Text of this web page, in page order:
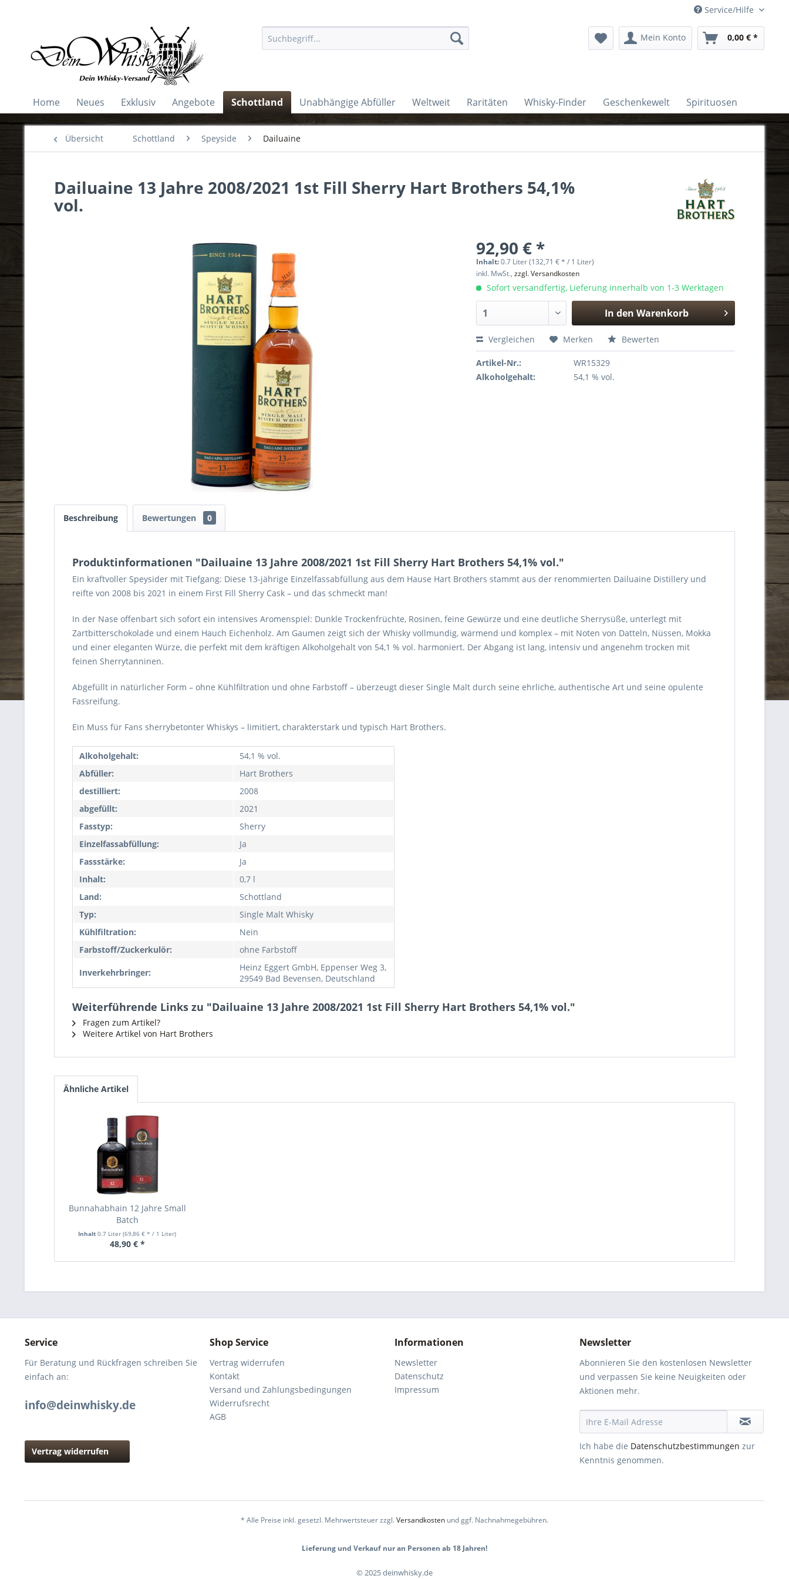
Service/Hilfe
Mein Konto 0,00 € *
Home Neues Exklusiv Angebote Schottland Unabhängige Abfüller Weltweit Raritäten Whisky-Finder Geschenkewelt Spirituosen
Übersicht Schottland Speyside Dailuaine
Dailuaine 13 Jahre 2008/2021 1st Fill Sherry Hart Brothers 54,1%
vol.
92,90 € *
Inhalt:0.7 Liter (132,71 € * / 1 Liter)
inkl. MwSt.,zzgl. Versandkosten
Sofort versandfertig, Lieferung innerhalb von 1-3 Werktagen
In den Warenkorb
Hinzugefügt
Vergleichen Merken Bewerten
Artikel-Nr.:
WR15329
Alkoholgehalt:
54,1 % vol.
Beschreibung Bewertungen 0
Produktinformationen "Dailuaine 13 Jahre 2008/2021 1st Fill Sherry Hart Brothers 54,1% vol."
Ein kraftvoller Speysider mit Tiefgang: Diese 13-jährige Einzelfassabfüllung aus dem Hause Hart Brothers stammt aus der renommierten Dailuaine Distillery und
reifte von 2008 bis 2021 in einem First Fill Sherry Cask – und das schmeckt man!
In der Nase offenbart sich sofort ein intensives Aromenspiel: Dunkle Trockenfrüchte, Rosinen, feine Gewürze und eine deutliche Sherrysüße, unterlegt mit
Zartbitterschokolade und einem Hauch Eichenholz. Am Gaumen zeigt sich der Whisky vollmundig, wärmend und komplex – mit Noten von Datteln, Nüssen, Mokka
und einer eleganten Würze, die perfekt mit dem kräftigen Alkoholgehalt von 54,1 % vol. harmoniert. Der Abgang ist lang, intensiv und angenehm trocken mit
feinen Sherrytanninen.
Abgefüllt in natürlicher Form – ohne Kühlfiltration und ohne Farbstoff – überzeugt dieser Single Malt durch seine ehrliche, authentische Art und seine opulente
Fassreifung.
Ein Muss für Fans sherrybetonter Whiskys – limitiert, charakterstark und typisch Hart Brothers.
Alkoholgehalt:
54,1 % vol.
Abfüller:
Hart Brothers
destilliert:
2008
abgefüllt:
2021
Fasstyp:
Sherry
Einzelfassabfüllung:
Ja
Fassstärke:
Ja
Inhalt:
0,7 l
Land:
Schottland
Typ:
Single Malt Whisky
Kühlfiltration:
Nein
Farbstoff/Zuckerkulör:
ohne Farbstoff
Inverkehrbringer:
Heinz Eggert GmbH, Eppenser Weg 3,
29549 Bad Bevensen, Deutschland
Weiterführende Links zu "Dailuaine 13 Jahre 2008/2021 1st Fill Sherry Hart Brothers 54,1% vol."
Fragen zum Artikel?
Weitere Artikel von Hart Brothers
Ähnliche Artikel
Bunnahabhain 12 Jahre Small
Batch
Inhalt0.7 Liter(69,86 € * / 1 Liter)
48,90 € *
Service
Für Beratung und Rückfragen schreiben Sie
einfach an:
info@deinwhisky.de
Vertrag widerrufen
Shop Service
Vertrag widerrufen
Kontakt
Versand und Zahlungsbedingungen
Widerrufsrecht
AGB
Informationen
Newsletter
Datenschutz
Impressum
Newsletter
Abonnieren Sie den kostenlosen Newsletter
und verpassen Sie keine Neuigkeiten oder
Aktionen mehr.
Ich habe die Datenschutzbestimmungen zur
Kenntnis genommen.
* Alle Preise inkl. gesetzl. Mehrwertsteuer zzgl.Versandkosten und ggf. Nachnahmegebühren.
Lieferung und Verkauf nur an Personen ab 18 Jahren!
© 2025 deinwhisky.de